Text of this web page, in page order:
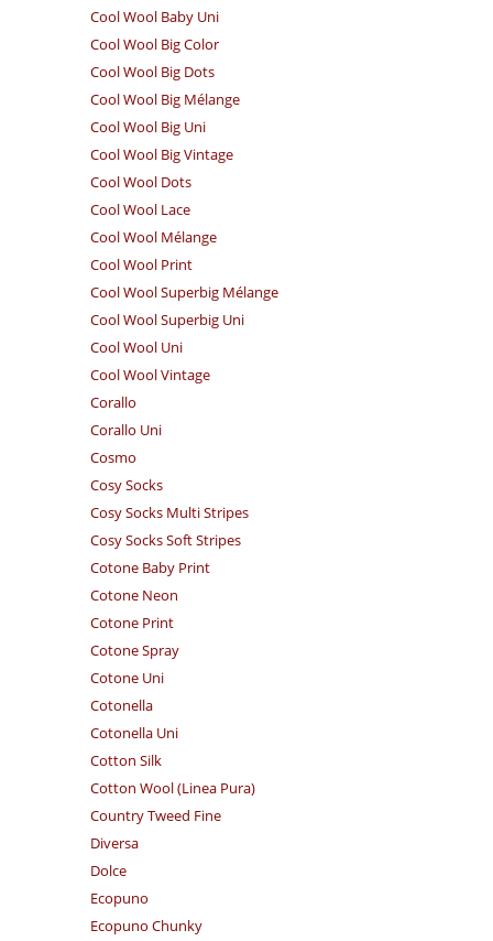
Cool Wool Baby Uni
Cool Wool Big Color
Cool Wool Big Dots
Cool Wool Big Mélange
Cool Wool Big Uni
Cool Wool Big Vintage
Cool Wool Dots
Cool Wool Lace
Cool Wool Mélange
Cool Wool Print
Cool Wool Superbig Mélange
Cool Wool Superbig Uni
Cool Wool Uni
Cool Wool Vintage
Corallo
Corallo Uni
Cosmo
Cosy Socks
Cosy Socks Multi Stripes
Cosy Socks Soft Stripes
Cotone Baby Print
Cotone Neon
Cotone Print
Cotone Spray
Cotone Uni
Cotonella
Cotonella Uni
Cotton Silk
Cotton Wool (Linea Pura)
Country Tweed Fine
Diversa
Dolce
Ecopuno
Ecopuno Chunky